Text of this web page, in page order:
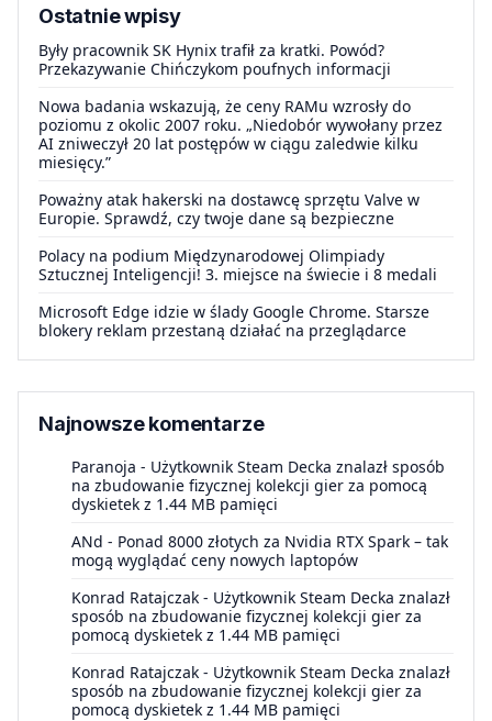
Ostatnie wpisy
Były pracownik SK Hynix trafił za kratki. Powód?
Przekazywanie Chińczykom poufnych informacji
Nowa badania wskazują, że ceny RAMu wzrosły do
poziomu z okolic 2007 roku. „Niedobór wywołany przez
AI zniweczył 20 lat postępów w ciągu zaledwie kilku
miesięcy.”
Poważny atak hakerski na dostawcę sprzętu Valve w
Europie. Sprawdź, czy twoje dane są bezpieczne
Polacy na podium Międzynarodowej Olimpiady
Sztucznej Inteligencji! 3. miejsce na świecie i 8 medali
Microsoft Edge idzie w ślady Google Chrome. Starsze
blokery reklam przestaną działać na przeglądarce
Najnowsze komentarze
Paranoja - Użytkownik Steam Decka znalazł sposób
na zbudowanie fizycznej kolekcji gier za pomocą
dyskietek z 1.44 MB pamięci
ANd - Ponad 8000 złotych za Nvidia RTX Spark – tak
mogą wyglądać ceny nowych laptopów
Konrad Ratajczak - Użytkownik Steam Decka znalazł
sposób na zbudowanie fizycznej kolekcji gier za
pomocą dyskietek z 1.44 MB pamięci
Konrad Ratajczak - Użytkownik Steam Decka znalazł
sposób na zbudowanie fizycznej kolekcji gier za
pomocą dyskietek z 1.44 MB pamięci